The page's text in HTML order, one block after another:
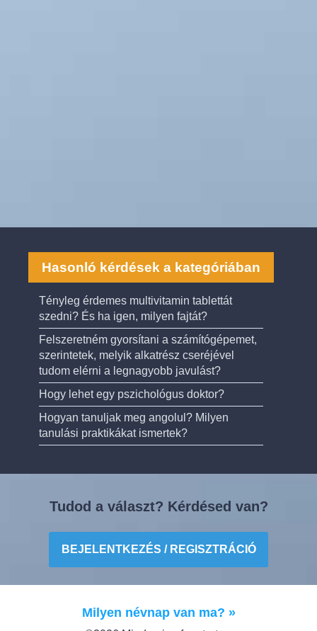
Hasonló kérdések a kategóriában
Tényleg érdemes multivitamin tablettát
szedni? És ha igen, milyen fajtát?
Felszeretném gyorsítani a számítógépemet,
szerintetek, melyik alkatrész cseréjével
tudom elérni a legnagyobb javulást?
Hogy lehet egy pszichológus doktor?
Hogyan tanuljak meg angolul? Milyen
tanulási praktikákat ismertek?
Tudod a választ? Kérdésed van?
BEJELENTKEZÉS / REGISZTRÁCIÓ
Milyen névnap van ma? »